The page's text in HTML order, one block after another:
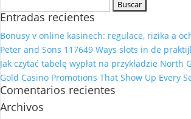
Entradas recientes
Bonusy v online kasinech: regulace, rizika a
Peter and Sons 117649 Ways slots in de
Jak czytać tabelę wypłat na przykładzie North
Gold Casino Promotions That Show Up Every
Comentarios recientes
Archivos